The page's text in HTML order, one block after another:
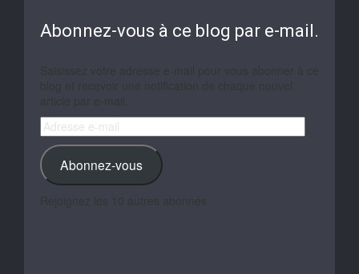
Abonnez-vous à ce blog par e-mail.
Adresse
e-
mail
Abonnez-vous